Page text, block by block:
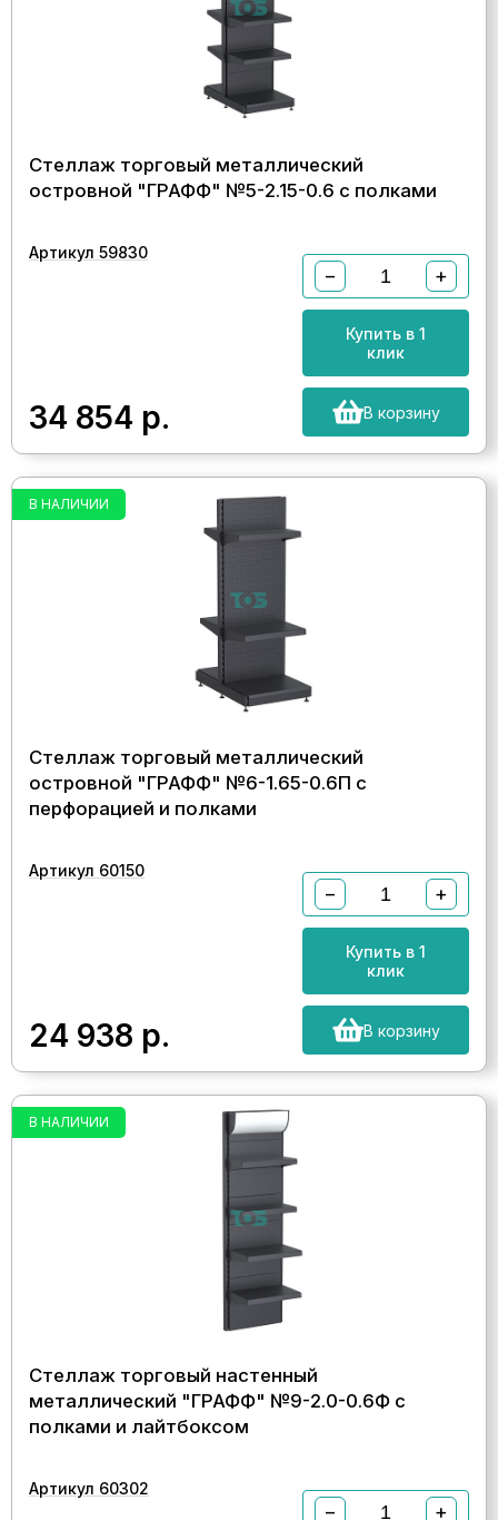
Стеллаж торговый металлический
островной "ГРАФФ" №5-2.15-0.6 с полками
Артикул 59830
34 854 р.
− +
Купить в 1
клик
В корзину
В НАЛИЧИИ
Стеллаж торговый металлический
островной "ГРАФФ" №6-1.65-0.6П с
перфорацией и полками
Артикул 60150
24 938 р.
− +
Купить в 1
клик
В корзину
В НАЛИЧИИ
Стеллаж торговый настенный
металлический "ГРАФФ" №9-2.0-0.6Ф с
полками и лайтбоксом
Артикул 60302
− +